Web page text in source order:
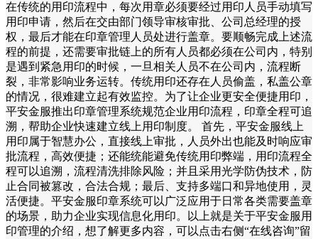
在传统的用印流程中，每次用章必须要经过用印人员手动填写
用印申请，然后在交由部门领导审核审批、公司总经理的授
权，最后才能在印章管理人员处进行盖章。要顺畅完成上述流
程的前提，还需要审批链上的所有人员都必须在公司内，特别
是遇到紧急用印的时候，一旦相关人员不在公司内，流程断
裂，非常影响业务运转。传统用印还存在人员偷盖，私盖公章
的情况，很难建立起有效监控。为了让企业更安全便捷用印，
平安金服推出印章管理系统规范企业用印流程，印章全程可追
溯，帮助企业快速建立线上用印制度。 首先，平安金服线上
用印属于智慧办公，直接线上审批，人员外出也能及时响应审
批流程，高效便捷；还能统能避免传统用印弊端，用印流程全
程可以追溯，流程清洗排除风险；并且采用光学防伪技术，防
止合同被篡改，合法合规；最后、支持多端口和异地使用，灵
活便捷。平安金服印章系统可以广泛应用于日常各类需要盖章
的场景，助力企业实现信息化用印。以上就是关于平安金服用
印管理的介绍，想了解更多内容，可以点击右侧“在线咨询”留